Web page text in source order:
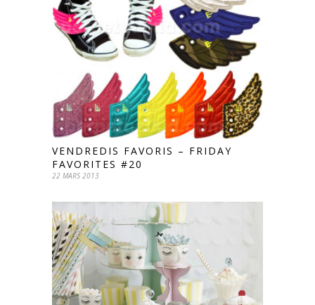
VENDREDIS FAVORIS – FRIDAY
FAVORITES #20
22 MARS 2013